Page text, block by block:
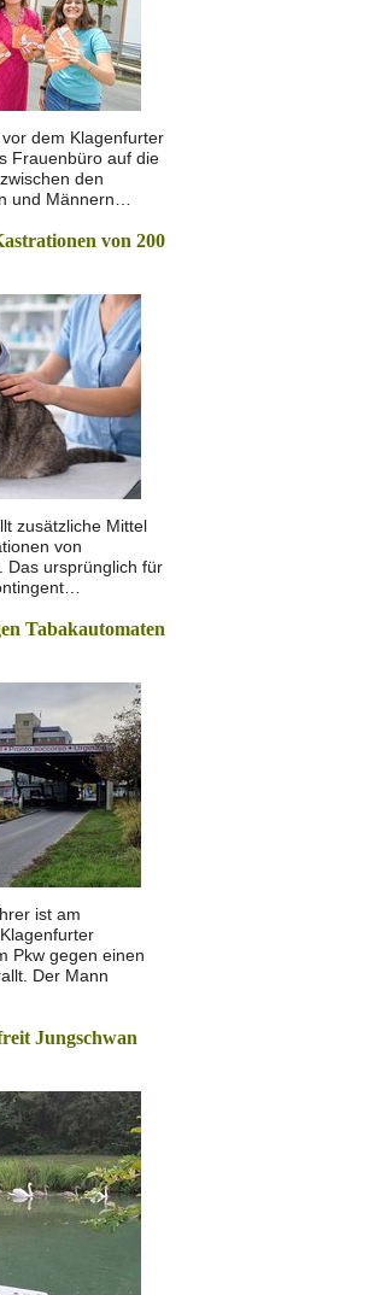
dem Klagenfurter
Frauenbüro auf die
den
und Männern…
von 200
zusätzliche Mittel
von
Das ursprünglich für
Tabakautomaten
ist am
Pkw gegen einen
Der Mann
Jungschwan